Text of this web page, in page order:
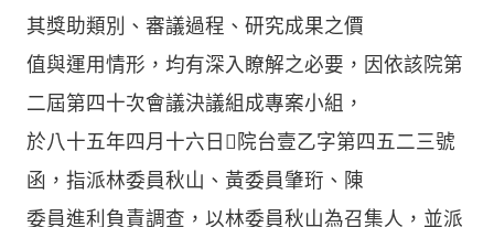
其獎助類別、審議過程、研究成果之價
值與運用情形，均有深入瞭解之必要，因依該院第
二屆第四十次會議決議組成專案小組，
於八十五年四月十六日院台壹乙字第四五二三號
函，指派林委員秋山、黃委員肇珩、陳
委員進利負責調查，以林委員秋山為召集人，並派